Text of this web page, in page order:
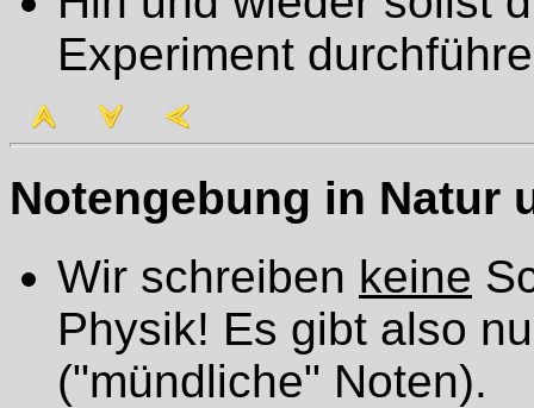
Experiment
Notengebung in Natur
Wir schreiben keine
Physik! Es gibt also
("mündliche" Noten).